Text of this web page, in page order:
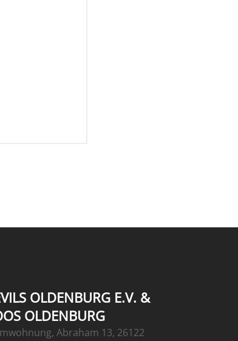
OLDENBURG E.V. &
OLDENBURG
Abraham 13, 26122